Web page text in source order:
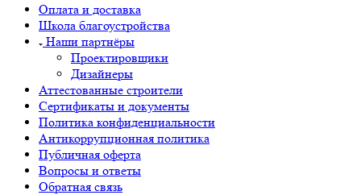
Оплата и доставка
Школа благоустройства
Наши партнёры
Проектировщики
Дизайнеры
Аттестованные строители
Сертификаты и документы
Политика конфиденциальности
Антикоррупционная политика
Публичная оферта
Вопросы и ответы
Обратная связь